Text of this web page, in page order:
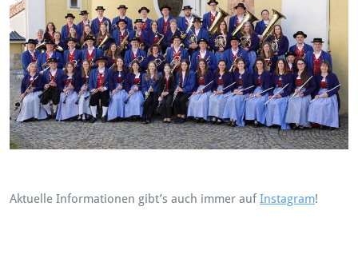
Aktuelle Informationen gibt’s auch immer aufInstagram!